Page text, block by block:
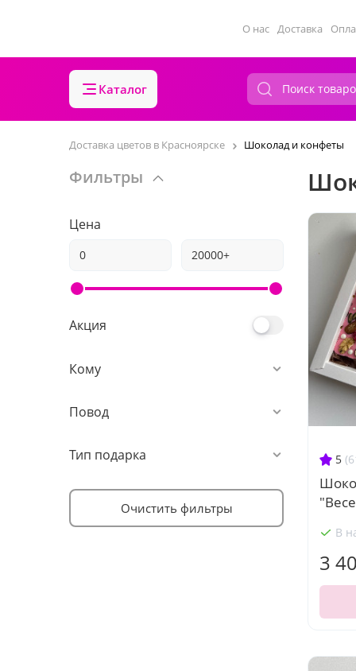
О нас Доставка
Каталог
Доставка цветов в Красноярске Шоколад и конфеты
Фильтры
Цена
Акция
Кому
Повод
Тип подарка
Очистить фильтры
5
В
3